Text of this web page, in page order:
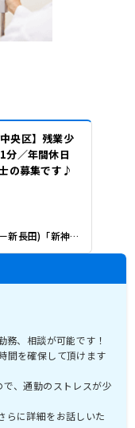
央区】残業少
分／年間休日
の募集です♪
神戸市営地下鉄西神・山手線(新神戸－新長田)「新神戸駅」（徒歩1分）
、相談が可能です！
間を確保して頂けます
、通勤のストレスが少
らに詳細をお話しいた